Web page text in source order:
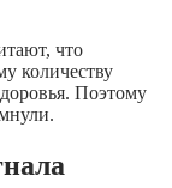
что
количеству
Поэтому